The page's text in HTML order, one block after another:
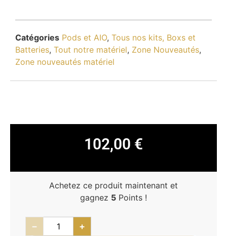
Catégories Pods et AIO, Tous nos kits, Boxs et
Batteries, Tout notre matériel, Zone Nouveautés,
Zone nouveautés matériel
102,00 €
Achetez ce produit maintenant et
gagnez 5 Points !
− +